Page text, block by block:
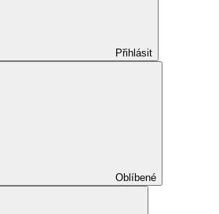
Přihlásit
Oblíbené